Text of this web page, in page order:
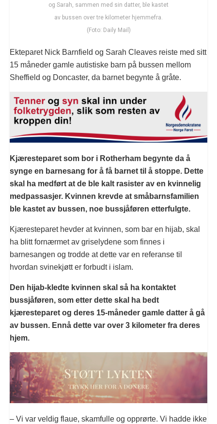
og Sarah, sammen med sin datter, ble kastet
av bussen over tre kilometer hjemmefra.
(Foto: Daily Mail)
Ekteparet Nick Barnfield og Sarah Cleaves reiste med sitt
15 måneder gamle autistiske barn på bussen mellom
Sheffield og Doncaster, da barnet begynte å gråte.
Kjæresteparet som bor i Rotherham begynte da å
synge en barnesang for å få barnet til å stoppe. Dette
skal ha medført at de ble kalt rasister av en kvinnelig
medpassasjer. Kvinnen krevde at småbarnsfamilien
ble kastet av bussen, noe bussjåføren etterfulgte.
Kjæresteparet hevder at kvinnen, som bar en hijab, skal
ha blitt fornærmet av griselydene som finnes i
barnesangen og trodde at dette var en referanse til
hvordan svinekjøtt er forbudt i islam.
Den hijab-kledte kvinnen skal så ha kontaktet
bussjåføren, som etter dette skal ha bedt
kjæresteparet og deres 15-måneder gamle datter å gå
av bussen. Ennå dette var over 3 kilometer fra deres
hjem.
– Vi var veldig flaue, skamfulle og opprørte. Vi hadde ikke